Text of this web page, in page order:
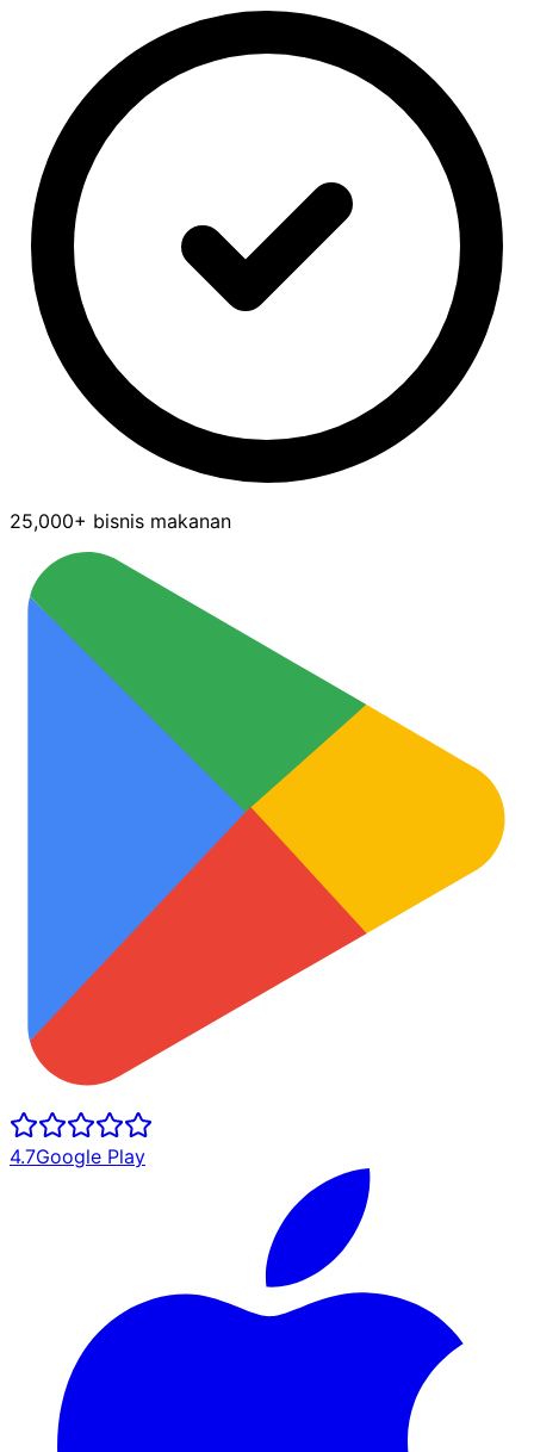
25,000+ bisnis makanan
4.7Google Play